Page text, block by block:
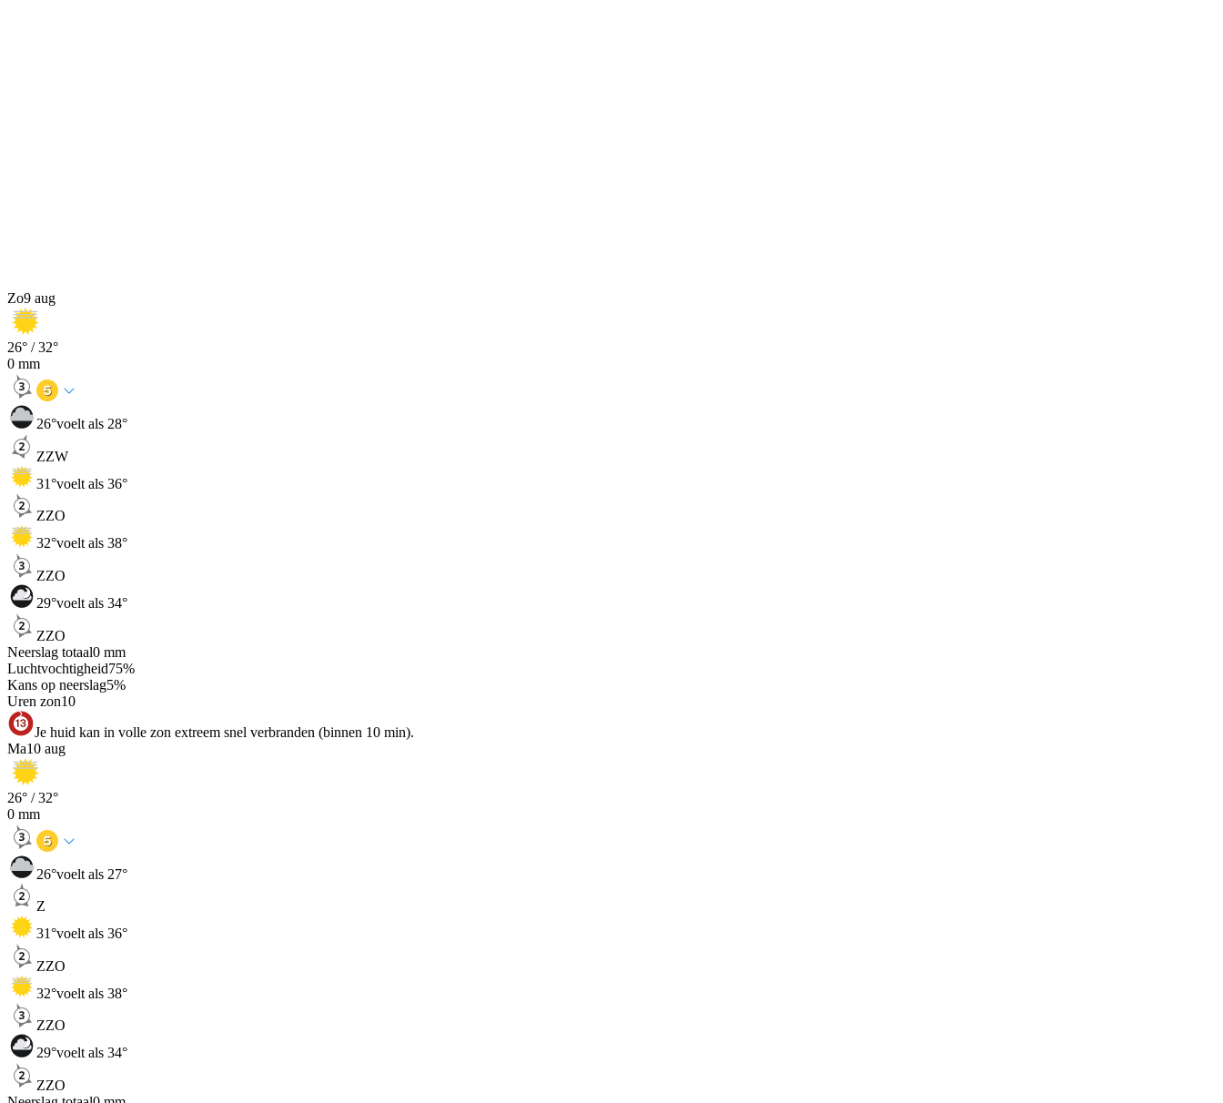
Zo9 aug
26° /32°
0 mm
26°voelt als 28°
ZZW
31°voelt als 36°
ZZO
32°voelt als 38°
ZZO
29°voelt als 34°
ZZO
Neerslag totaal0 mm
Luchtvochtigheid75%
Kans op neerslag5%
Uren zon10
Je huid kan in volle zon extreem snel verbranden (binnen 10 min).
Ma10 aug
26° /32°
0 mm
26°voelt als 27°
Z
31°voelt als 36°
ZZO
32°voelt als 38°
ZZO
29°voelt als 34°
ZZO